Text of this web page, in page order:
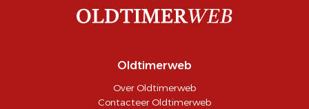
Oldtimerweb
Over Oldtimerweb
Contacteer Oldtimerweb